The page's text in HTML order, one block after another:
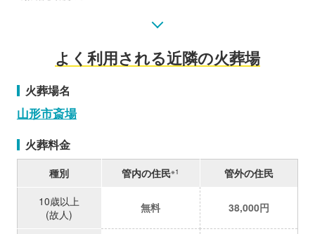
よく利用される近隣の火葬場
火葬場名
山形市斎場
火葬料金
種別 管内の住民※1
管外の住民
10歳以上
(故人)
無料 38,000円